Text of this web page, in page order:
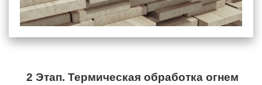
2 Этап. Термическая обработка огнем